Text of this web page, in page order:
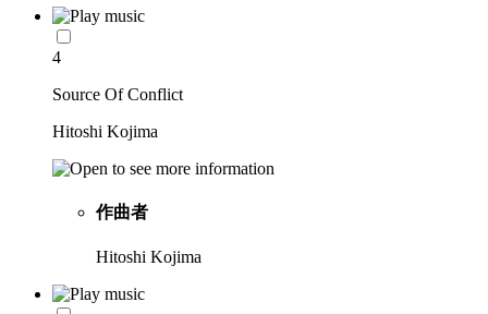
4
Source Of Conflict
Hitoshi Kojima
作曲者
Hitoshi Kojima